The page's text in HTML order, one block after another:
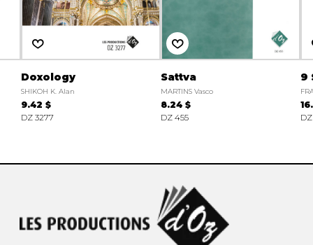
Doxology
SHIKOH K. Alan
9.42 $
DZ 3277
Sattva
MARTINS Vasco
8.24 $
DZ 455
9